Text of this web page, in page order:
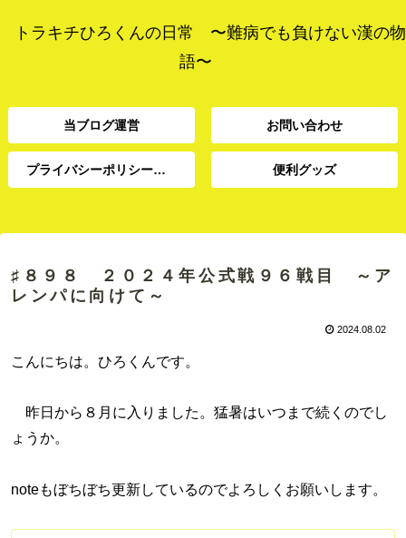
トラキチひろくんの日常 〜難病でも負けない漢の物
語〜
当ブログ運営 お問い合わせ
プライバシーポリシー、免責事項 便利グッズ
♯８９８ ２０２４年公式戦９６戦目 ～ア
レンパに向けて～
2024.08.02
こんにちは。ひろくんです。
昨日から８月に入りました。猛暑はいつまで続くのでし
ょうか。
noteもぼちぼち更新しているのでよろしくお願いします。